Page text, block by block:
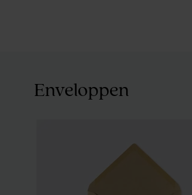
Enveloppen